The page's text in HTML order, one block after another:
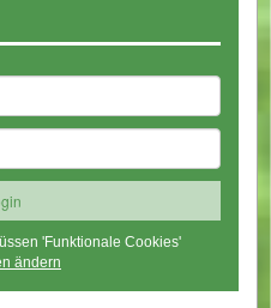
'Funktionale Cookies'
ändern